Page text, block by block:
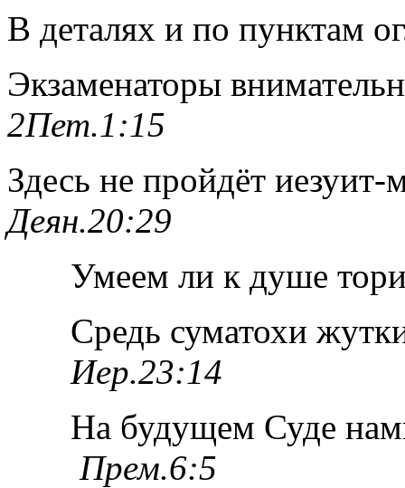
В деталях и по пунктам
Экзаменаторы
2Пет.1:15
Здесь не пройдёт
Деян.20:29
Умеем ли к душе
Средь суматохи
Иер.23:14
На будущем Суде
Прем.6:5